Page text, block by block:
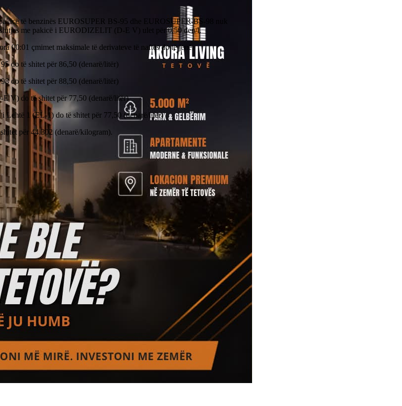
të benzinës EUROSUPER BS-95 dhe EUROSUPER BS-98 nuk
me pakicë i EURODIZELIT (D-Е V) ulet për 0,50 den/l.
00:01 çmimet maksimale të derivateve të naftës do të jenë:
do të shitet për 86,50 (denarë/litër)
do të shitet për 88,50 (denarë/litër)
V) do të shitet për 77,50 (denarë/litër)
Lehtë 1 (EL-1) do të shitet për 77,50 (denarë/litër)
për 44,302 (denarë/kilogram).